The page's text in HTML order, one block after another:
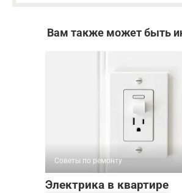
Вам также может быть
Советы по ремонту
Электрика в квартире